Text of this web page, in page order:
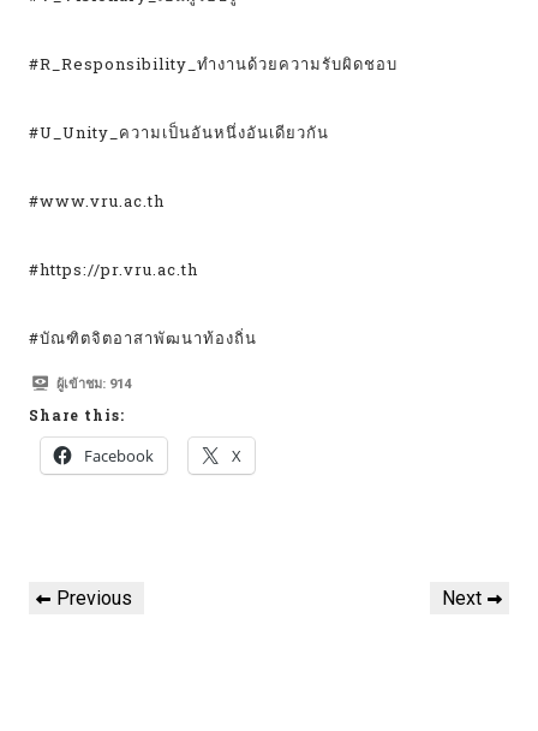
#R_Responsibility_ทำงานด้วยความรับผิดชอบ
#U_Unity_ความเป็นอันหนึ่งอันเดียวกัน
#www.vru.ac.th
#https://pr.vru.ac.th
#บัณฑิตจิตอาสาพัฒนาท้องถิ่น
ผู้เข้าชม: 914
Share this:
Facebook X
Previous Next